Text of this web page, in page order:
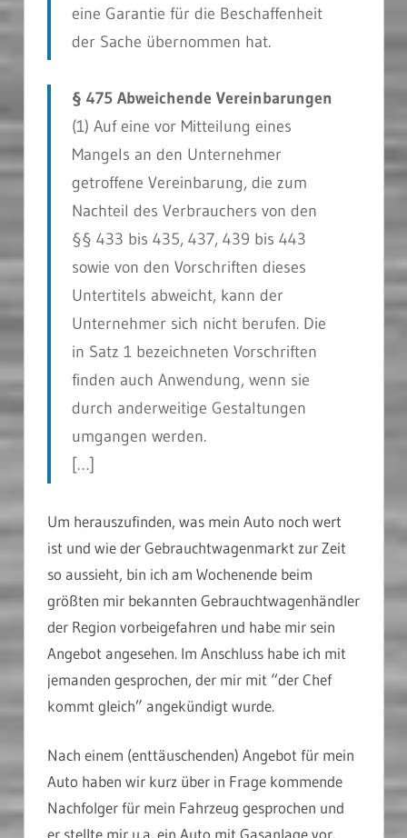
eine Garantie für die Beschaffenheit
der Sache übernommen hat.
§ 475 Abweichende Vereinbarungen
(1) Auf eine vor Mitteilung eines
Mangels an den Unternehmer
getroffene Vereinbarung, die zum
Nachteil des Verbrauchers von den
§§ 433 bis 435, 437, 439 bis 443
sowie von den Vorschriften dieses
Untertitels abweicht, kann der
Unternehmer sich nicht berufen. Die
in Satz 1 bezeichneten Vorschriften
finden auch Anwendung, wenn sie
durch anderweitige Gestaltungen
umgangen werden.
[…]
Um herauszufinden, was mein Auto noch wert
ist und wie der Gebrauchtwagenmarkt zur Zeit
so aussieht, bin ich am Wochenende beim
größten mir bekannten Gebrauchtwagenhändler
der Region vorbeigefahren und habe mir sein
Angebot angesehen. Im Anschluss habe ich mit
jemanden gesprochen, der mir mit “der Chef
kommt gleich” angekündigt wurde.
Nach einem (enttäuschenden) Angebot für mein
Auto haben wir kurz über in Frage kommende
Nachfolger für mein Fahrzeug gesprochen und
er stellte mir u.a. ein Auto mit Gasanlage vor.